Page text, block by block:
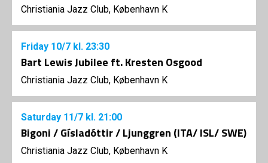
Christiania Jazz Club, København K
Friday 10/7 kl. 23:30
Bart Lewis Jubilee ft. Kresten Osgood
Christiania Jazz Club, København K
Saturday 11/7 kl. 21:00
Bigoni / Gísladóttir / Ljunggren (ITA/ ISL/ SWE)
Christiania Jazz Club, København K